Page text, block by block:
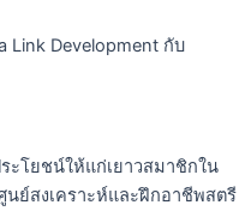
Link Development กับ
ะโยชน์ให้แก่เยาวสมาชิกใน
ย์สงเคราะห์และฝึกอาชีพสตรี